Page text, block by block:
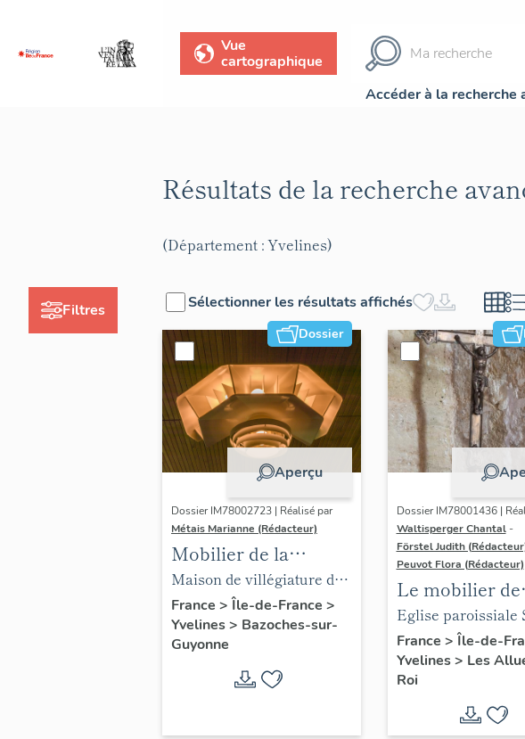
Vue
cartographique
Accéder à la recherche
Filtres
Résultats de la recherche
(Département : Yvelines)
Sélectionner les résultats affichés
Dossier
Aperçu
Dossier IM78002723 | Réalisé par
Métais Marianne (Rédacteur)
Mobilier de la
maison Louis Carré
Maison de villégiature dite
maison Louis Carré
France > Île-de-France >
Yvelines> Bazoches-sur-
Guyonne
Dossier IM78001436 |
Waltisperger Chantal -
Förstel Judith
Peuvot Flora (Rédacteur)
Le mobilier de
l'église
Saint-Nicolas
Eglise paroissiale
Nicolas
France > Île-de-
Yvelines> Les
Roi